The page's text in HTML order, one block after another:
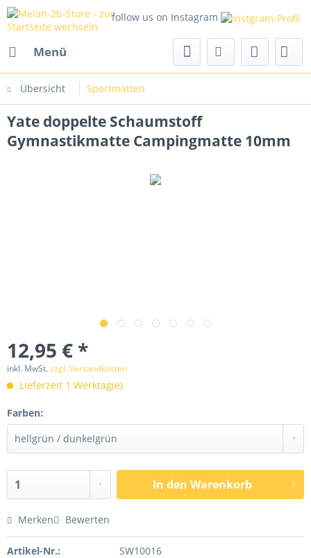
follow us on Instagram
Menü
Übersicht Sportmatten
Yate doppelte Schaumstoff
Gymnastikmatte Campingmatte 10mm
12,95 € *
inkl. MwSt.zzgl. Versandkosten
Lieferzeit 1 Werktag(e)
Farben:
In den Warenkorb
Merken Bewerten
Artikel-Nr.: SW10016